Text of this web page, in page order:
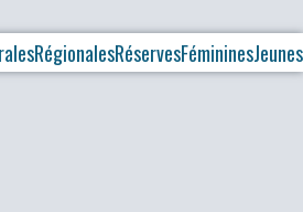
RégionalesRéservesFémininesJeunes